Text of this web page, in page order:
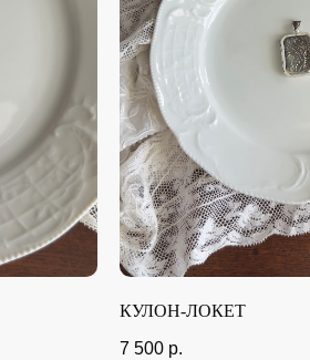
КУЛОН-ЛОКЕТ
7 500 р.